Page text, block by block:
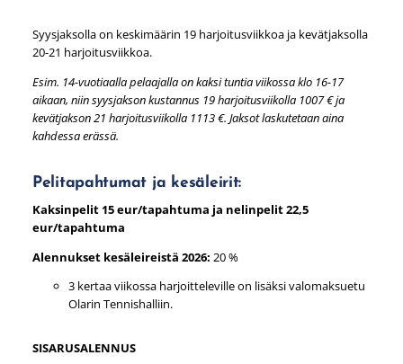
Syysjaksolla on keskimäärin 19 harjoitusviikkoa ja kevätjaksolla
20-21 harjoitusviikkoa.
Esim. 14-vuotiaalla pelaajalla on kaksi tuntia viikossa klo 16-17
aikaan, niin syysjakson kustannus 19 harjoitusviikolla 1007 € ja
kevätjakson 21 harjoitusviikolla 1113 €. Jaksot laskutetaan aina
kahdessa erässä.
Pelitapahtumat ja kesäleirit:
Kaksinpelit 15 eur/tapahtuma ja nelinpelit 22,5
eur/tapahtuma
Alennukset kesäleireistä 2026: 20 %
3 kertaa viikossa harjoitteleville on lisäksi valomaksuetu
Olarin Tennishalliin.
SISARUSALENNUS